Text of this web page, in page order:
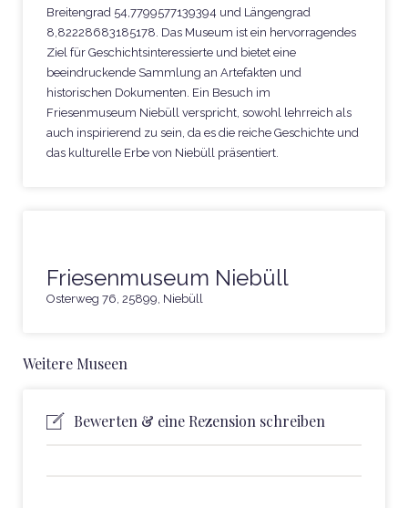
Breitengrad 54,7799577139394 und Längengrad
8,82228683185178. Das Museum ist ein hervorragendes
Ziel für Geschichtsinteressierte und bietet eine
beeindruckende Sammlung an Artefakten und
historischen Dokumenten. Ein Besuch im
Friesenmuseum Niebüll verspricht, sowohl lehrreich als
auch inspirierend zu sein, da es die reiche Geschichte und
das kulturelle Erbe von Niebüll präsentiert.
Friesenmuseum Niebüll
Osterweg 76, 25899, Niebüll
Weitere Museen
Bewerten & eine Rezension schreiben